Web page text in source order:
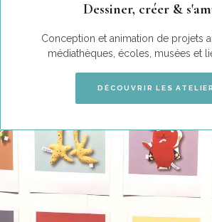
Dessiner, créer &
Conception et animation de projets
médiathèques, écoles, musées et
DÉCOUVRIR LES